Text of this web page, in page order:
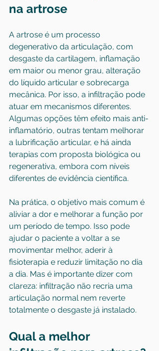
na artrose
A artrose é um processo
degenerativo da articulação, com
desgaste da cartilagem, inflamação
em maior ou menor grau, alteração
do líquido articular e sobrecarga
mecânica. Por isso, a infiltração pode
atuar em mecanismos diferentes.
Algumas opções têm efeito mais anti-
inflamatório, outras tentam melhorar
a lubrificação articular, e há ainda
terapias com proposta biológica ou
regenerativa, embora com níveis
diferentes de evidência científica.
Na prática, o objetivo mais comum é
aliviar a dor e melhorar a função por
um período de tempo. Isso pode
ajudar o paciente a voltar a se
movimentar melhor, aderir à
fisioterapia e reduzir limitação no dia
a dia. Mas é importante dizer com
clareza: infiltração não recria uma
articulação normal nem reverte
totalmente o desgaste já instalado.
Qual a melhor